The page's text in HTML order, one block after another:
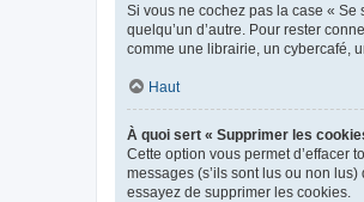
Si vous ne cochez pas la case «
quelqu’un d’autre. Pour rester
comme une librairie, un cybercafé,
Haut
À quoi sert « Supprimer les
Cette option vous permet d’effacer
messages (s’ils sont lus ou non
essayez de supprimer les cookies.